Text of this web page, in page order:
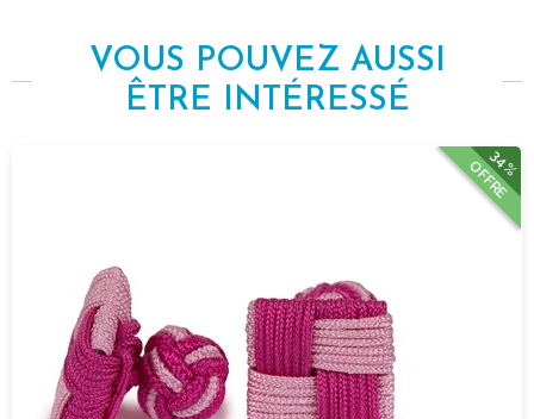
VOUS POUVEZ AUSSI
ÊTRE INTÉRESSÉ
34%
OFFRE